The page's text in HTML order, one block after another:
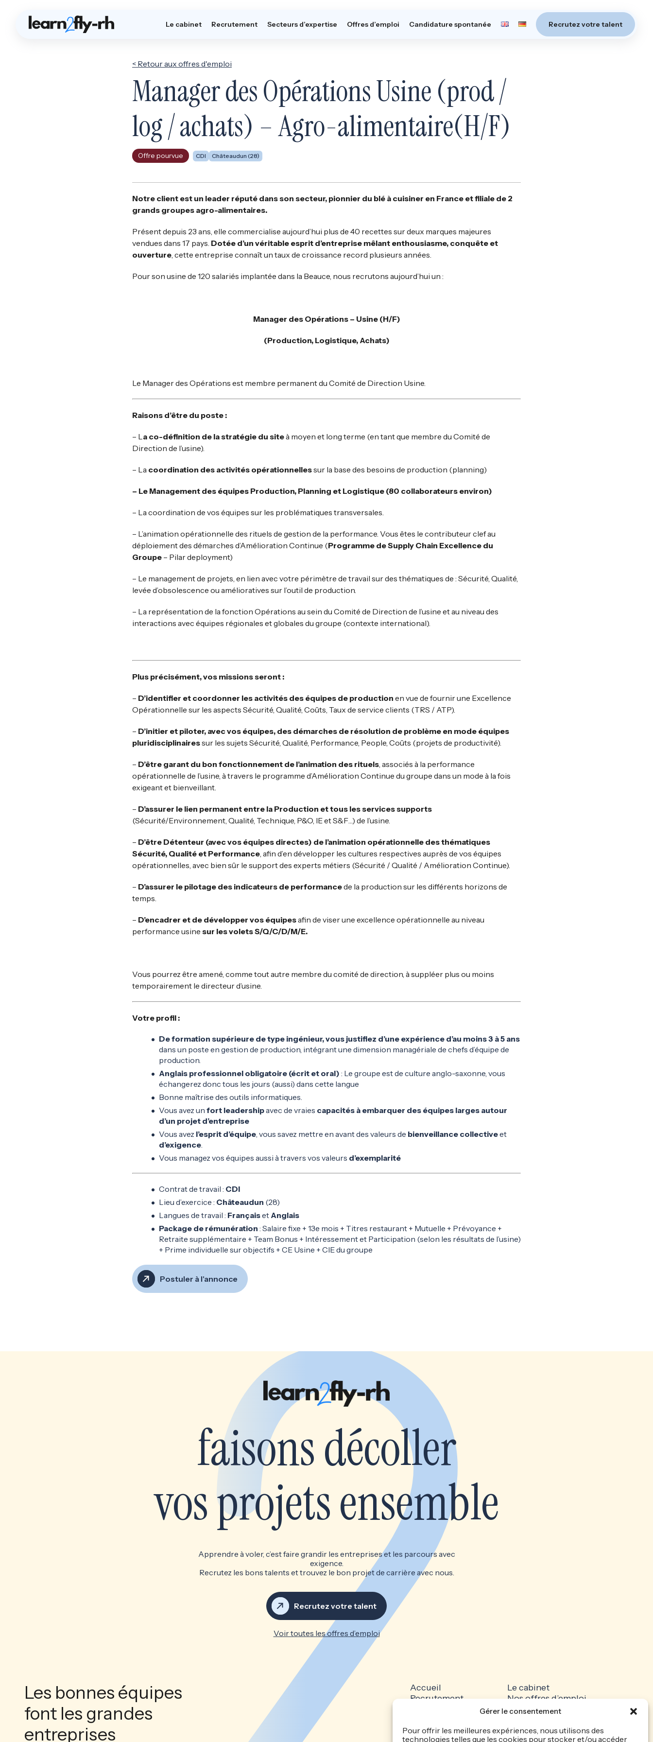
Gérer le consentement
Pour offrir les meilleures expériences, nous utilisons des
technologies telles que les cookies pour stocker et/ou accéder
Le cabinet Recrutement Secteurs d’expertise Offres d’emploi Candidature spontanée Recrutez votre talent
< Retour aux offres d'emploi
Manager des Opérations Usine (prod /
log / achats) – Agro-alimentaire(H/F)
Offre pourvue CDI Châteaudun (28)
Notre client est un leader réputé dans son secteur, pionnier du blé à cuisiner en France et filiale de 2
grands groupes agro-alimentaires.
Présent depuis 23 ans, elle commercialise aujourd’hui plus de 40 recettes sur deux marques majeures
vendues dans 17 pays. Dotée d’un véritable esprit d’entreprise mêlant enthousiasme, conquête et
ouverture, cette entreprise connaît un taux de croissance record plusieurs années.
Pour son usine de 120 salariés implantée dans la Beauce, nous recrutons aujourd’hui un :
Manager des Opérations – Usine (H/F)
(Production, Logistique, Achats)
Le Manager des Opérations est membre permanent du Comité de Direction Usine.
Raisons d’être du poste :
– La co-définition de la stratégie du siteà moyen et long terme (en tant que membre du Comité de
Direction de l’usine).
– La coordination des activités opérationnellessur la base des besoins de production (planning)
– Le Management des équipes Production, Planning et Logistique (80 collaborateurs environ)
– La coordination de vos équipes sur les problématiques transversales.
– L’animation opérationnelle des rituels de gestion de la performance. Vous êtes le contributeur clef au
déploiement des démarches d’Amélioration Continue (Programme de Supply Chain Excellence du
Groupe – Pilar deployment)
– Le management de projets, en lien avec votre périmètre de travail sur des thématiques de : Sécurité, Qualité,
levée d’obsolescence ou amélioratives sur l’outil de production.
– La représentation de la fonction Opérations au sein du Comité de Direction de l’usine et au niveau des
interactions avec équipes régionales et globales du groupe (contexte international).
Plus précisément, vos missions seront :
– D’identifier et coordonner les activités des équipes de production en vue de fournir une Excellence
Opérationnelle sur les aspects Sécurité, Qualité, Coûts, Taux de service clients (TRS / ATP).
– D’initier et piloter, avec vos équipes, des démarches de résolution de problème en mode équipes
pluridisciplinairessur les sujets Sécurité, Qualité, Performance, People, Coûts (projets de productivité).
– D’être garant du bon fonctionnement de l’animation des rituels, associés à la performance
opérationnelle de l’usine, à travers le programme d’Amélioration Continue du groupe dans un mode à la fois
exigeant et bienveillant.
– D’assurer le lien permanent entre la Production et tous les services supports
(Sécurité/Environnement, Qualité, Technique, P&O, IE et S&F…) de l’usine.
– D’être Détenteur (avec vos équipes directes) de l’animation opérationnelle des thématiques
Sécurité, Qualité et Performance, afin d’en développer les cultures respectives auprès de vos équipes
opérationnelles, avec bien sûr le support des experts métiers (Sécurité / Qualité / Amélioration Continue).
– D’assurer le pilotage des indicateurs de performancede la production sur les différents horizons de
temps.
– D’encadrer et de développer vos équipesafin de viser une excellence opérationnelle au niveau
performance usine sur les volets S/Q/C/D/M/E.
Vous pourrez être amené, comme tout autre membre du comité de direction, à suppléer plus ou moins
temporairement le directeur d’usine.
Votre profil :
De formation supérieure de type ingénieur, vous justifiez d’une expérience d’au moins 3 à 5 ans
dans un poste en gestion de production, intégrant une dimension managériale de chefs d’équipe de
production.
Anglais professionnel obligatoire (écrit et oral) : Le groupe est de culture anglo-saxonne, vous
échangerez donc tous les jours (aussi) dans cette langue
Bonne maîtrise des outils informatiques.
Vous avez un fort leadershipavec de vraies capacités à embarquer des équipes larges autour
d’un projet d’entreprise
Vous avez l’esprit d’équipe, vous savez mettre en avant des valeurs de bienveillance collectiveet
d’exigence.
Vous managez vos équipes aussi à travers vos valeurs d’exemplarité
Contrat de travail : CDI
Lieu d’exercice : Châteaudun (28)
Langues de travail : Françaiset Anglais
Package de rémunération : Salaire fixe + 13e mois + Titres restaurant + Mutuelle + Prévoyance +
Retraite supplémentaire + Team Bonus + Intéressement et Participation (selon les résultats de l’usine)
+ Prime individuelle sur objectifs + CE Usine + CIE du groupe
Postuler à l'annonce
faisons décoller
vos projets ensemble
Apprendre à voler, c’est faire grandir les entreprises et les parcours avec
exigence.
Recrutez les bons talents et trouvez le bon projet de carrière avec nous.
Recrutez votre talent
Voir toutes les offres d’emploi
Les bonnes équipes
font les grandes
entreprises
Accueil
Le cabinet
Recrutement
Nos offres d’emploi
Candidature spontanéeRecrutez votre talent
Politique de
Politique de cookie